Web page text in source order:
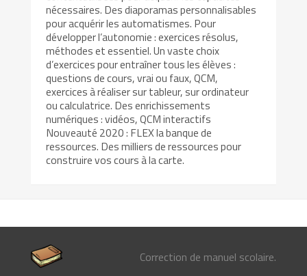
nécessaires. Des diaporamas personnalisables
pour acquérir les automatismes. Pour
développer l’autonomie : exercices résolus,
méthodes et essentiel. Un vaste choix
d’exercices pour entraîner tous les élèves :
questions de cours, vrai ou faux, QCM,
exercices à réaliser sur tableur, sur ordinateur
ou calculatrice. Des enrichissements
numériques : vidéos, QCM interactifs
Nouveauté 2020 : FLEX la banque de
ressources. Des milliers de ressources pour
construire vos cours à la carte.
Correction de manuel scolaire.